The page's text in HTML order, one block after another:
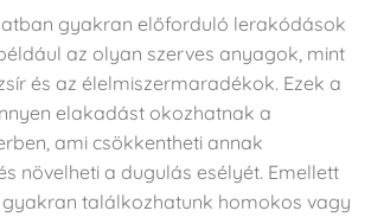
gyakran előforduló lerakódások
az olyan szerves anyagok, mint
és az élelmiszermaradékok. Ezek a
elakadást okozhatnak a
ami csökkentheti annak
növelheti a dugulás esélyét. Emellett
találkozhatunk homokos vagy